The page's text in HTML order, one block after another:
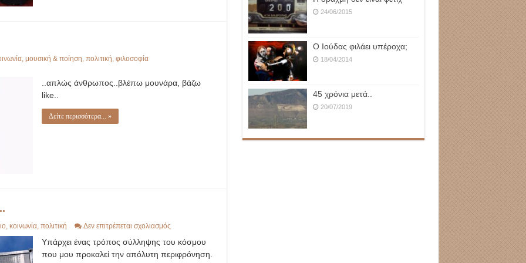
, μουσική & ποίηση πολιτική φιλοσοφία
..απλώς άνθρωπος..βλέπω μουνάρα, βάζω
like..
Δείτε περισσότερα... »
, κοινωνία, πολιτική Δεν επιτρέπεται σχολιασμόςστο
καπιταλισμός..
Υπάρχει ένας τρόπος σύλληψης του κόσμου
που μου προκαλεί την απόλυτη περιφρόνηση.
24/06/2015
Ο Ιούδας φιλάει υπέροχα;
18/04/2014
45 χρόνια μετά..
20/07/2019